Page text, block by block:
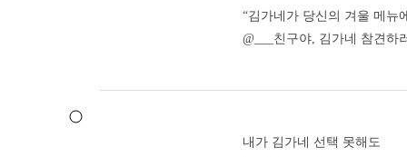
“김가네가 당신의 겨울 메뉴
@___친구야, 김가네 참견하
내가 김가네 선택 못해도